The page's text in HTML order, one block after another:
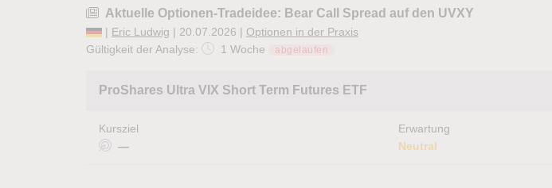
Aktuelle Optionen-Tradeidee: Bear Call Spread auf den UVXY
| Eric Ludwig | 20.07.2026 | Optionen in der Praxis
Gültigkeit der Analyse:
1 Woche abgelaufen
ProShares Ultra VIX Short Term Futures ETF
Kursziel
—
Erwartung
Neutral